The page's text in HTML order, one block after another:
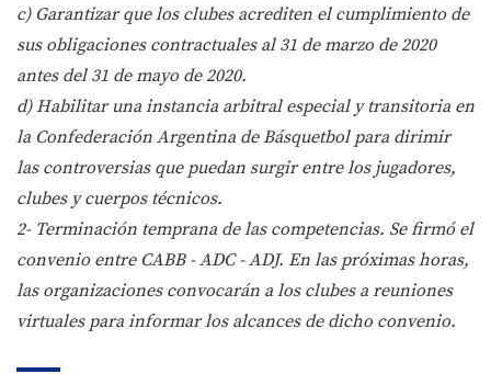
c) Garantizar que los clubes acrediten el cumplimiento de
sus obligaciones contractuales al 31 de marzo de 2020
antes del 31 de mayo de 2020.
d) Habilitar una instancia arbitral especial y transitoria en
la Confederación Argentina de Básquetbol para dirimir
las controversias que puedan surgir entre los jugadores,
clubes y cuerpos técnicos.
2- Terminación temprana de las competencias. Se firmó el
convenio entre CABB - ADC - ADJ. En las próximas horas,
las organizaciones convocarán a los clubes a reuniones
virtuales para informar los alcances de dicho convenio.